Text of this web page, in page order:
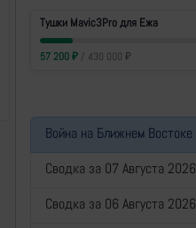
Тушки Mavic3Pro для Ежа
57 200₽/ 430 000 ₽
Война на Ближнем Востоке
Сводка за 07 Августа 2026
Сводка за 06 Августа 2026